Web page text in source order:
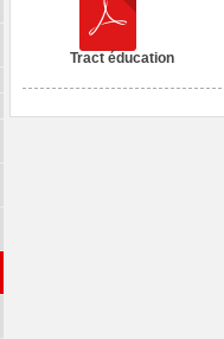
Tract éducation